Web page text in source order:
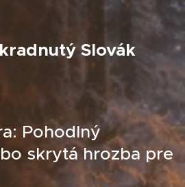
Slovák
Pohodlný
skrytá hrozba pre